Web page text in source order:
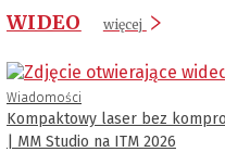
WIDEO więcej
Wiadomości
Kompaktowy laser bez
| MM Studio na ITM 2026